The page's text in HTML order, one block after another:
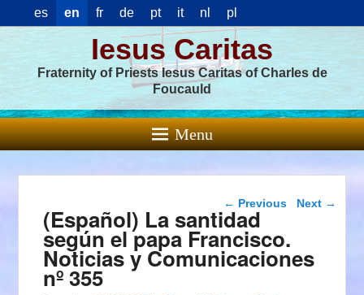
es en fr de pt it nl pl
Iesus Caritas
Fraternity of Priests Iesus Caritas of Charles de
Foucauld
Menu
Post navigation
← Previous Next →
(Español) La santidad
según el papa Francisco.
Noticias y Comunicaciones
nº 355